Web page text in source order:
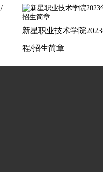
新星职业技术学院
程/招生简章